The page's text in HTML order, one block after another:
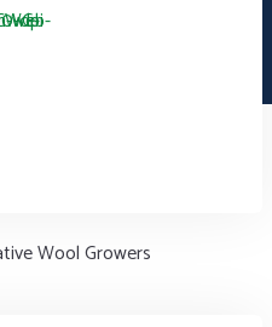
Wool Growers